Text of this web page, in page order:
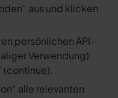
aus und klicken
persönlichen API-
Verwendung)
(continue).
alle relevanten